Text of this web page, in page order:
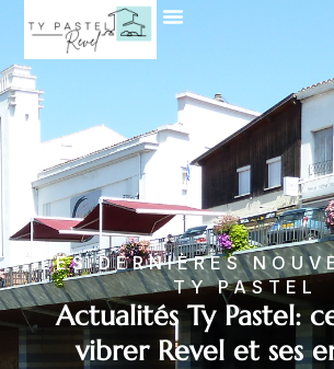
LES DERNIÈRES
TY PASTEL
Actualités Ty Pastel:
vibrer Revel et ses